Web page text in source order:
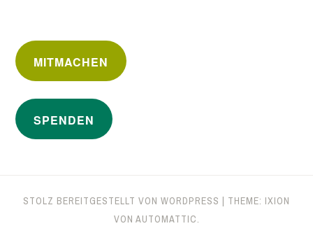
MITMACHEN
SPENDEN
STOLZ BEREITGESTELLT VON WORDPRESS | THEME: IXION
VON AUTOMATTIC.